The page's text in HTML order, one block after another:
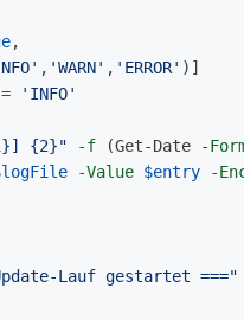
,
, 'WARN' , 'ERROR' )]
=
'INFO'
{2}" -f (Get-Date
-
-Value $entry
-
Lauf gestartet ==="